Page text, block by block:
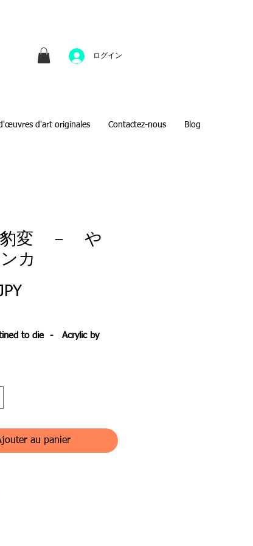
ログイン
d'art originales Contactez-nous Blog
豹変 － や
カ
Prix
to die - Acrylic by
の間の印象
and abstract art
かヤンカ
クリル画（原画）
29ｘ39㎝
au panier